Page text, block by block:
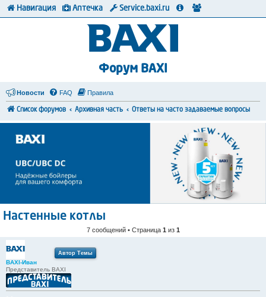
Форум BAXI
Новости FAQ Правила
Список форумов Архивная часть Ответы на часто задаваемые вопросы
Настенные котлы
7 сообщений • Страница 1 из 1
Автор Темы
BAXI-Иван
Представитель BAXI
Навигация Аптечка Service.baxi.ru